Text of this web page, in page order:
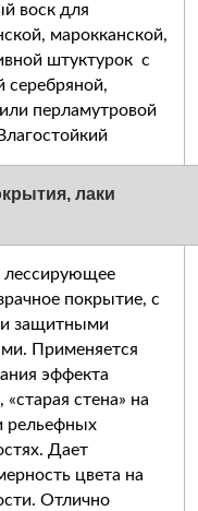
воск для
марокканской,
штуктурок с
серебряной,
перламутровой
лаки
лессирующее
покрытие, с
защитными
Применяется
эффекта
«старая стена» на
рельефных
Дает
цвета на
Отлично